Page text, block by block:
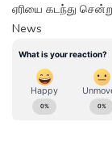
ஏரியை கடந்து
News